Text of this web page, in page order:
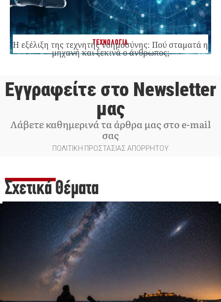
ΤΕΧΝΟΛΟΓΙΑ
Η εξέλιξη της τεχνητής νοημοσύνης: Πού σταματά η
μηχανή και ξεκινά ο άνθρωπος;
Εγγραφείτε στο Newsletter
μας
Λάβετε καθημερινά τα άρθρα μας στο e-mail
σας
ΠΟΛΙΤΙΚΗ ΠΡΟΣΤΑΣΙΑΣ ΑΠΟΡΡΗΤΟΥ
Σχετικά Θέματα